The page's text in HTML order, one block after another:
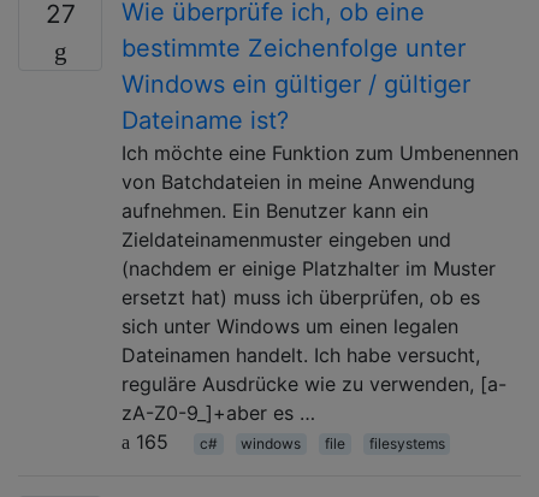
27
Wie überprüfe ich, ob eine
bestimmte Zeichenfolge unter
Windows ein gültiger / gültiger
Dateiname ist?
Ich möchte eine Funktion zum Umbenennen
von Batchdateien in meine Anwendung
aufnehmen. Ein Benutzer kann ein
Zieldateinamenmuster eingeben und
(nachdem er einige Platzhalter im Muster
ersetzt hat) muss ich überprüfen, ob es
sich unter Windows um einen legalen
Dateinamen handelt. Ich habe versucht,
reguläre Ausdrücke wie zu verwenden, [a-
zA-Z0-9_]+aber es …
165
c# windows file filesystems